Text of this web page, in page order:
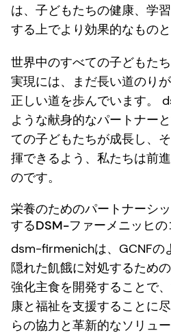
は、子どもたちの健康、学
する上でより効果的なものと
世界中のすべての子どもた
実現には、まだ長い道のり
正しい道を歩んでいます。
ような献身的なパートナー
ての子どもたちが成長し、
揮できるよう、私たちは前
のです。
栄養のためのパートナーシ
するDSM-ファーメニッヒの
dsm-firmenichは、GCNFの
隠れた飢餓に対処するため
強化主食を開発することで
康と福祉を支援することに
らの協力と革新的なソリュ